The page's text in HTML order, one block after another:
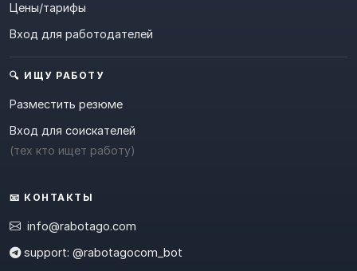
Цены/тарифы
Вход для работодателей
🔍 ИЩУ РАБОТУ
Разместить резюме
Вход для соискателей
(тех кто ищет работу)
📧 КОНТАКТЫ
info@rabotago.com
support: @rabotagocom_bot